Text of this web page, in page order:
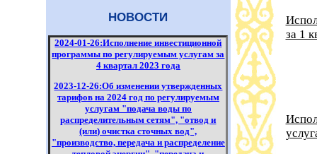
НОВОСТИ
2024-01-26:Исполнение инвестиционной
программы по регулируемым услугам за
4 квартал 2023 года
2023-12-26:Об изменении утвержденных
тарифов на 2024 год по регулируемым
услугам "подача воды по
распределительным сетям", "отвод и
(или) очистка сточных вод",
"производство, передача и распределение
за 1